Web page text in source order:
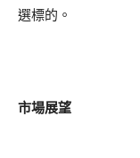
選標的。
市場展望